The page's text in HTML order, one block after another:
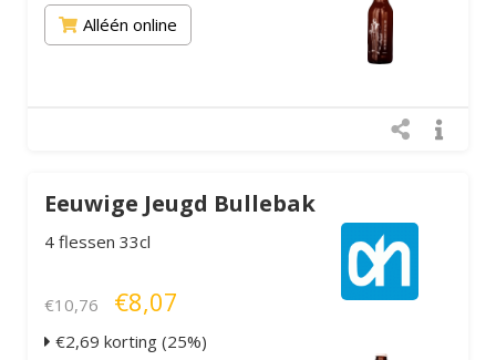
Alléén online
Eeuwige Jeugd Bullebak
4 flessen 33cl
€10,76 €8,07
€2,69 korting (25%)